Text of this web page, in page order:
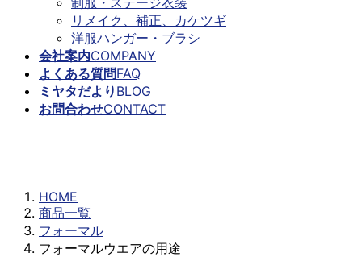
リメイク、補正、カケツギ
洋服ハンガー・ブラシ
会社案内COMPANY
よくある質問FAQ
ミヤタだより BLOG
お問合わせCONTACT
HOME
商品一覧
フォーマル
フォーマルウエアの用途